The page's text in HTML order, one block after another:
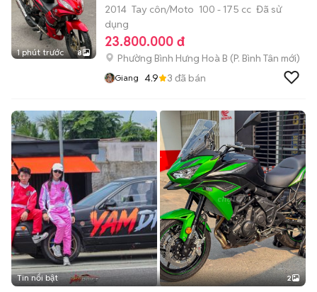
1 phút trước 8
2014 Tay côn/Moto 100 - 175 cc Đã sử
dụng
23.800.000 đ
Phường Bình Hưng Hoà B (P. Bình Tân mới)
Giang 4.9 3 đã bán
Tin nổi bật 2